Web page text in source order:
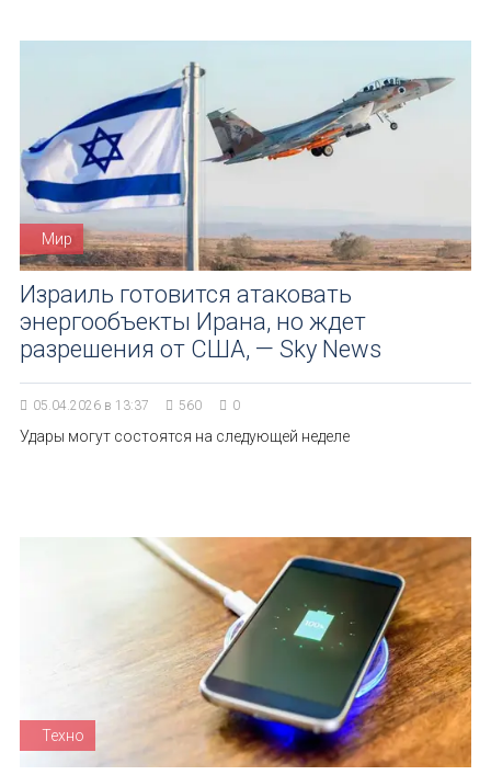
Мир
Израиль готовится атаковать
энергообъекты Ирана, но ждет
разрешения от США, — Sky News
05.04.2026 в 13:37 560 0
Удары могут состоятся на следующей неделе
Техно